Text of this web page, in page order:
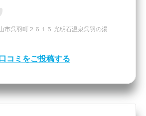
市呉羽町２６１５ 光明石温泉呉羽の湯
口コミをご投稿する